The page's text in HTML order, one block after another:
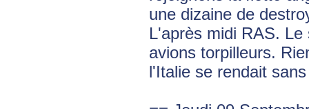
une dizaine de
L'après midi RAS.
avions torpilleurs.
l'Italie se rendait